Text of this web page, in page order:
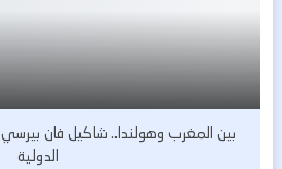
بين المغرب وهولندا.. شاكيل فان
الدولية